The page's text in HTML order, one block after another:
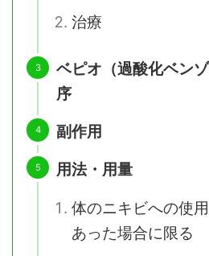
治療
ベピオ（過酸化ベン
序
副作用
用法・用量
体のニキビへの使
あった場合に限る